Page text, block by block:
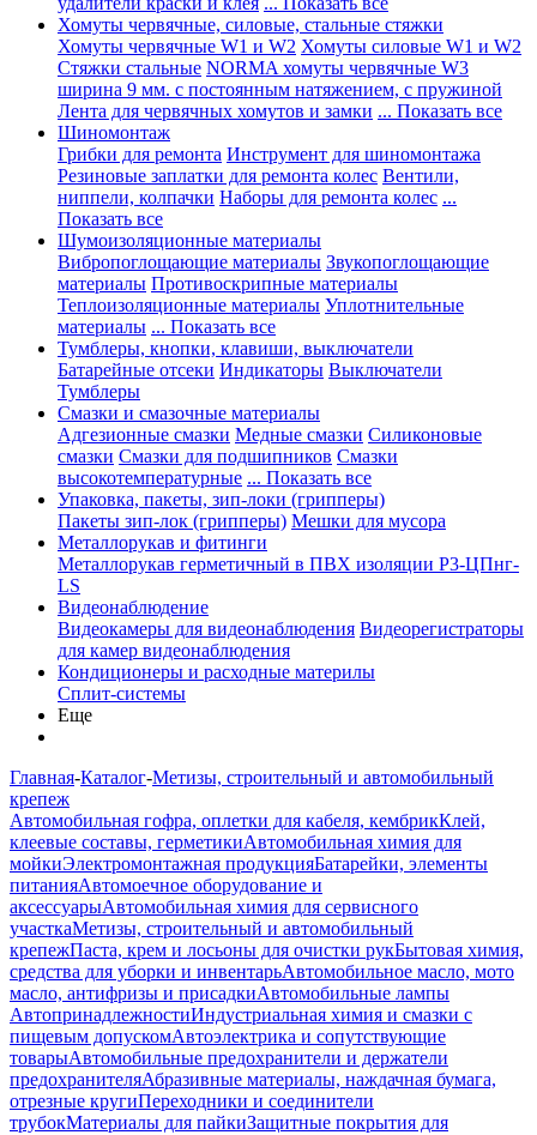
Хомуты червячные, силовые, стальные стяжки
Хомуты червячные W1 и W2 Хомуты силовые W1 и W2
Стяжки стальные NORMA хомуты червячные W3
ширина 9 мм. с постоянным натяжением, с пружиной
Лента для червячных хомутов и замки ... Показать все
Шиномонтаж
Грибки для ремонта Инструмент для шиномонтажа
Резиновые заплатки для ремонта колес Вентили,
ниппели, колпачки Наборы для ремонта колес ...
Показать все
Шумоизоляционные материалы
Вибропоглощающие материалы Звукопоглощающие
материалы Противоскрипные материалы
Теплоизоляционные материалы Уплотнительные
материалы ... Показать все
Тумблеры, кнопки, клавиши, выключатели
Батарейные отсеки Индикаторы Выключатели
Тумблеры
Смазки и смазочные материалы
Адгезионные смазки Медные смазки Силиконовые
смазки Смазки для подшипников Смазки
высокотемпературные ... Показать все
Упаковка, пакеты, зип-локи (грипперы)
Пакеты зип-лок (грипперы) Мешки для мусора
Металлорукав и фитинги
Металлорукав герметичный в ПВХ изоляции Р3-ЦПнг-
LS
Видеонаблюдение
Видеокамеры для видеонаблюдения Видеорегистраторы
для камер видеонаблюдения
Кондиционеры и расходные материлы
Сплит-системы
Еще
Главная-Каталог-Метизы, строительный и автомобильный
крепеж
Автомобильная гофра, оплетки для кабеля, кембрикКлей,
клеевые составы, герметикиАвтомобильная химия для
мойкиЭлектромонтажная продукцияБатарейки, элементы
питанияАвтомоечное оборудование и
аксессуарыАвтомобильная химия для сервисного
участкаМетизы, строительный и автомобильный
крепежПаста, крем и лосьоны для очистки рукБытовая химия,
средства для уборки и инвентарьАвтомобильное масло, мото
масло, антифризы и присадкиАвтомобильные лампы
АвтопринадлежностиИндустриальная химия и смазки с
пищевым допускомАвтоэлектрика и сопутствующие
товарыАвтомобильные предохранители и держатели
предохранителяАбразивные материалы, наждачная бумага,
отрезные кругиПереходники и соединители
трубокМатериалы для пайкиЗащитные покрытия для